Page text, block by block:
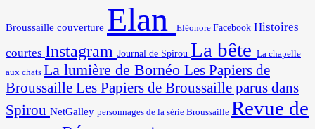
Broussaille couverture Elan Eléonore Facebook Histoires
courtes Instagram Journal de Spirou La bête La chapelle
aux chats La lumière de Bornéo Les Papiers de
Broussaille Les Papiers de Broussaille parus dans
Spirou NetGalley personnages de la série Broussaille Revue de